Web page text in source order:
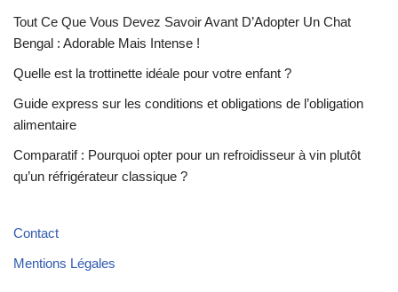
Tout Ce Que Vous Devez Savoir Avant D’Adopter Un Chat
Bengal : Adorable Mais Intense !
Quelle est la trottinette idéale pour votre enfant ?
Guide express sur les conditions et obligations de l’obligation
alimentaire
Comparatif : Pourquoi opter pour un refroidisseur à vin plutôt
qu’un réfrigérateur classique ?
Contact
Mentions Légales